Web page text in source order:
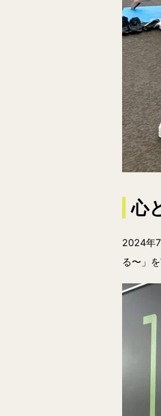
心
2024年
る〜」